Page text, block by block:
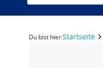
Du bist hier:Startseite